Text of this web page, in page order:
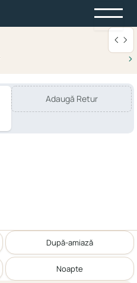
Adaugă Retur
După-amiază
Noapte